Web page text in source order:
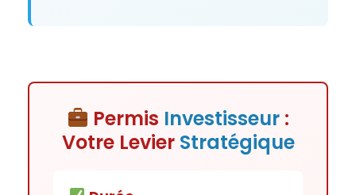
Permis Investisseur :
Votre Levier Stratégique